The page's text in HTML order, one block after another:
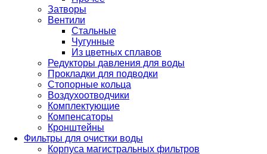
Затворы
Вентили
Стальные
Чугунные
Из цветных сплавов
Редукторы давления для воды
Прокладки для подводки
Стопорные кольца
Воздухоотводчики
Комплектующие
Компенсаторы
Кронштейны
Фильтры для очистки воды
Корпуса магистральных фильтров